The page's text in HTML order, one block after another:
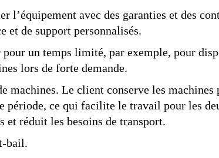
l’équipement avec des garanties et des
et de support personnalisés.
pour un temps limité, par exemple, pour
lors de forte demande.
machines. Le client conserve les machines
période, ce qui facilite le travail pour les
et réduit les besoins de transport.
bail.